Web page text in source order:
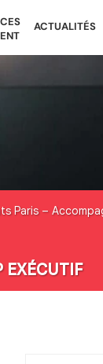
ACTUALITÉS
Paris –
EXÉCUTIF